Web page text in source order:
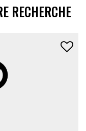
RECHERCHE